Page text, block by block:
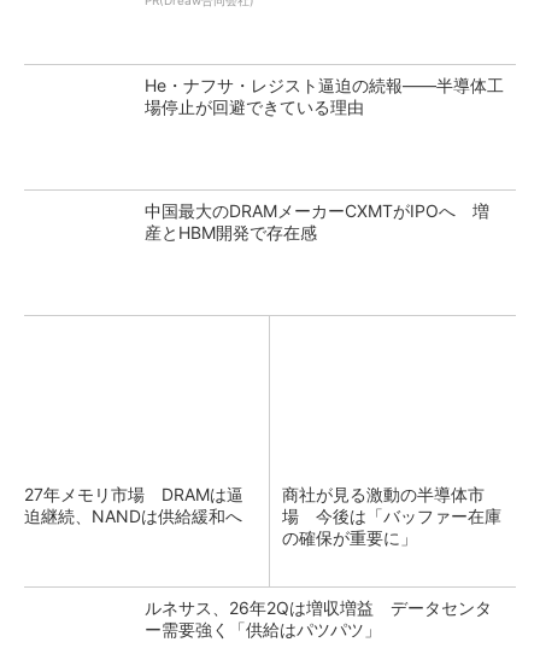
He・ナフサ・レジスト逼迫の続報――半導体工
場停止が回避できている理由
中国最大のDRAMメーカーCXMTがIPOへ 増
産とHBM開発で存在感
27年メモリ市場 DRAMは逼
迫継続、NANDは供給緩和へ
商社が見る激動の半導体市
場 今後は「バッファー在庫
の確保が重要に」
ルネサス、26年2Qは増収増益 データセンタ
ー需要強く「供給はパツパツ」